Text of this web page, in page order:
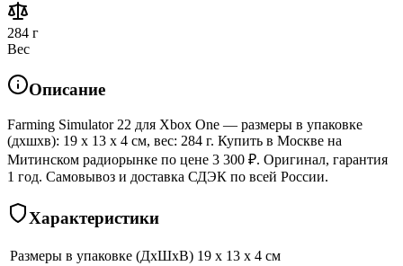
284 г
Вес
Описание
Farming Simulator 22 для Xbox One — размеры в упаковке
(дхшхв): 19 x 13 x 4 см, вес: 284 г. Купить в Москве на
Митинском радиорынке по цене 3 300 ₽. Оригинал, гарантия
1 год. Самовывоз и доставка СДЭК по всей России.
Характеристики
Размеры в упаковке (ДхШхВ) 19 x 13 x 4 см